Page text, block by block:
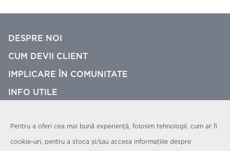
Pentru a oferi cea mai bună experiență, folosim tehnologii, cum ar fi
cookie-uri, pentru a stoca și/sau accesa informațiile despre
DESPRE NOI
CUM DEVII CLIENT
IMPLICARE ÎN COMUNITATE
INFO UTILE
Politică de confidențialitate